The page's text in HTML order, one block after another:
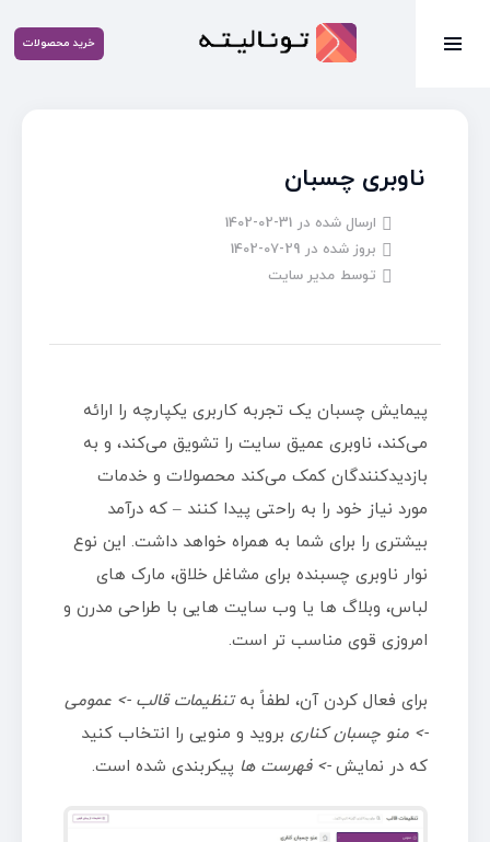
خرید محصولات
ناوبری چسبان
ارسال شده در 1402-02-31
بروز شده در 1402-07-29
توسط مدیر سایت
پیمایش چسبان یک تجربه کاربری یکپارچه را ارائه
می‌کند، ناوبری عمیق سایت را تشویق می‌کند، و به
بازدیدکنندگان کمک می‌کند محصولات و خدمات
مورد نیاز خود را به راحتی پیدا کنند – که درآمد
بیشتری را برای شما به همراه خواهد داشت. این نوع
نوار ناوبری چسبنده برای مشاغل خلاق، مارک های
لباس، وبلاگ ها یا وب سایت هایی با طراحی مدرن و
امروزی قوی مناسب تر است.
برای فعال کردن آن، لطفاً بهتنظیمات قالب -> عمومی
-> منو چسبان کناری بروید و منویی را انتخاب کنید
که در نمایش-> فهرست ها پیکربندی شده است.